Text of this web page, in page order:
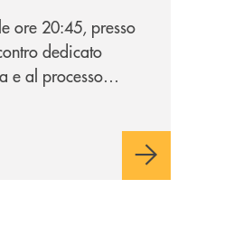
ore 20:45, presso
dedicato
e al processo